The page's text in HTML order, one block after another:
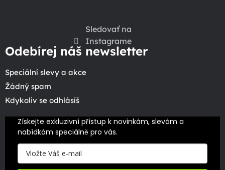
Sledovať na
Instagrame
Odebírej náš newsletter
Speciální slevy a akce
Žádný spam
Kdykoliv se odhlásíš
Získejte exkluzivní přístup k novinkám, slevám a
nabídkám speciálně pro vás.